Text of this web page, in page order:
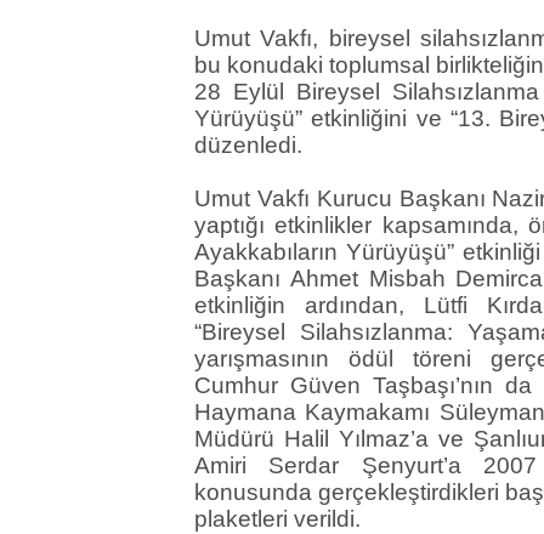
Umut Vakfı, bireysel
bu konudaki toplumsal
28 Eylül Bireysel Silahsızlanma
Yürüyüşü” etkinliğini ve “13.
düzenledi.
Umut Vakfı Kurucu Başkanı
yaptığı etkinlikler kapsamında,
Ayakkabıların Yürüyüşü”
Başkanı Ahmet Misbah
etkinliğin ardından, Lütfi
“Bireysel Silahsızlanma:
yarışmasının ödül töreni
Cumhur Güven Taşbaşı’nın
Haymana Kaymakamı
Müdürü Halil Yılmaz’a ve
Amiri Serdar Şenyurt’a 2007
konusunda gerçekleştirdikleri
plaketleri verildi.